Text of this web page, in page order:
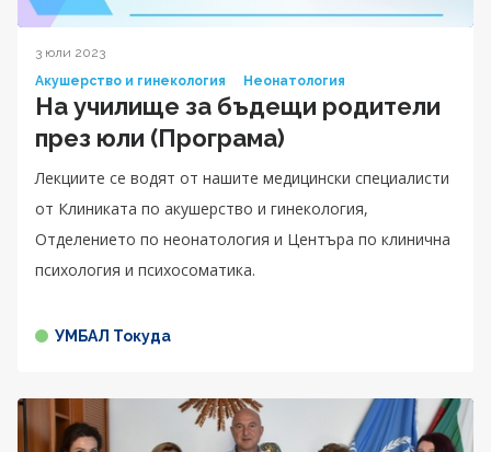
3 юли 2023
Акушерство и гинекология
Неонатология
На училище за бъдещи родители
през юли (Програма)
Лекциите се водят от нашите медицински специалисти
от Клиниката по акушерство и гинекология,
Отделението по неонатология и Центъра по клинична
психология и психосоматика.
УМБАЛ Токуда